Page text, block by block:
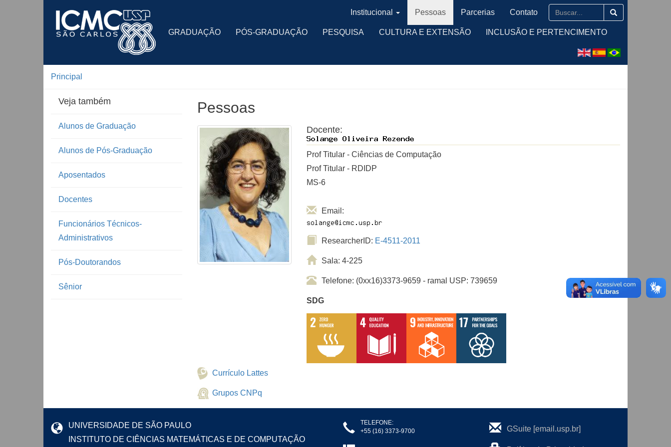
GRADUAÇÃO PÓS-GRADUAÇÃO PESQUISA CULTURA E EXTENSÃO INCLUSÃO E PERTENCIMENTO
Institucional Pessoas Parcerias Contato
Principal
Veja também
Alunos de Graduação
Alunos de Pós-Graduação
Aposentados
Docentes
Funcionários Técnicos-
Administrativos
Pós-Doutorandos
Sênior
Pessoas
Docente:
Prof Titular - Ciências de Computação
Prof Titular - RDIDP
MS-6
Email:
ResearcherID: E-4511-2011
Sala: 4-225
Telefone: (0xx16)3373-9659 - ramal USP: 739659
SDG
Currículo Lattes
Grupos CNPq
UNIVERSIDADE DE SÃO PAULO
INSTITUTO DE CIÊNCIAS MATEMÁTICAS E DE COMPUTAÇÃO
TELEFONE:
+55 (16) 3373-9700
GSuite [email.usp.br]